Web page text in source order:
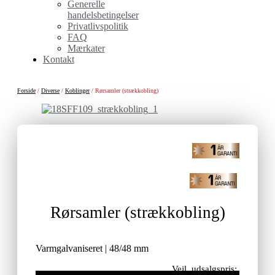
Generelle
handelsbetingelser
Privatlivspolitik
FAQ
Mærkater
Kontakt
Forside / Diverse / Koblinger/ Rørsamler (strækkobling)
Rørsamler (strækkobling)
Varmgalvaniseret | 48/48 mm
Vejl. udsalgspris: